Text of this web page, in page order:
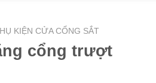
KIỆN CỬA CỔNG SẮT
cổng trượt